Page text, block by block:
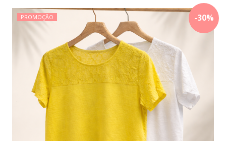
-30%
PROMOÇÃO